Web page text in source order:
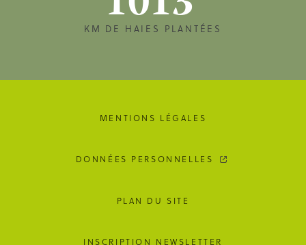
KM DE HAIES PLANTÉES
MENTIONS LÉGALES
DONNÉES PERSONNELLES
PLAN DU SITE
INSCRIPTION NEWSLETTER